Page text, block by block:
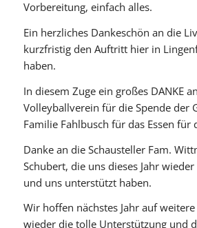
Vorbereitung, einfach alles.
Ein herzliches Dankeschön an die
kurzfristig den Auftritt hier in
haben.
In diesem Zuge ein großes DANKE
Volleyballverein für die Spende der
Familie Fahlbusch für das Essen für
Danke an die Schausteller Fam.
Schubert, die uns dieses Jahr
und uns unterstützt haben.
Wir hoffen nächstes Jahr auf
wieder die tolle Unterstützung und